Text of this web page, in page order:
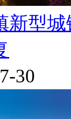
新型
30